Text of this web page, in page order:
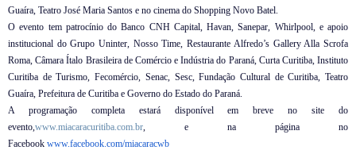
Guaíra, Teatro José Maria Santos e no cinema do Shopping Novo Batel.
O evento tem patrocínio do Banco CNH Capital, Havan, Sanepar, Whirlpool, e apoio
institucional do Grupo Uninter, Nosso Time, Restaurante Alfredo’s Gallery Alla Scrofa
Roma, Câmara Ítalo Brasileira de Comércio e Indústria do Paraná, Curta Curitiba, Instituto
Curitiba de Turismo, Fecomércio, Senac, Sesc, Fundação Cultural de Curitiba, Teatro
Guaíra, Prefeitura de Curitiba e Governo do Estado do Paraná.
A programação completa estará disponível em breve no site do
evento,www.miacaracuritiba.com.br, e na página no
Facebook www.facebook.com/miacaracwb